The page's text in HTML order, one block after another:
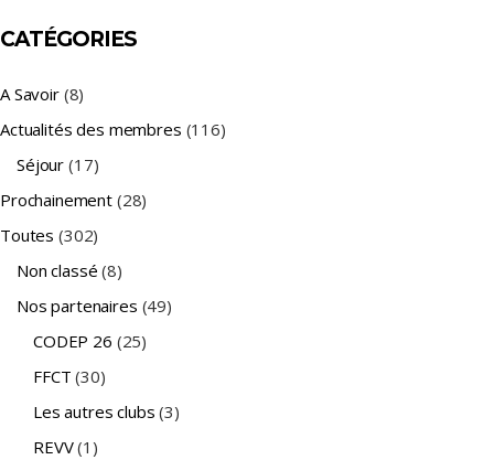
CATÉGORIES
A Savoir(8)
Actualités des membres (116)
Séjour (17)
Prochainement (28)
Toutes (302)
Non classé (8)
Nos partenaires (49)
CODEP 26 (25)
FFCT (30)
Les autres clubs (3)
REVV(1)